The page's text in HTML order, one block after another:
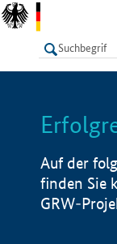
LISTE
Auf der
finden Sie
GRW-